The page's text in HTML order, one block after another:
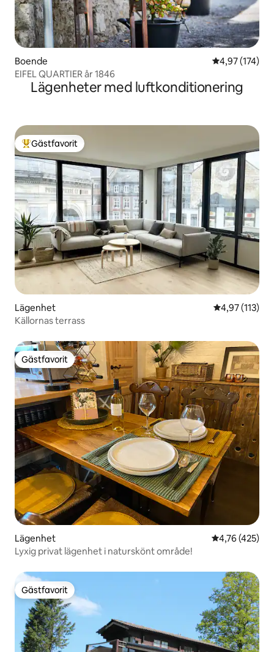
Boende 4,97 av 5 i
4,97 (174)
EIFEL QUARTIER år 1846
Lägenheter med luftkonditionering
Populär gästfavorit
Gästfavorit
Lägenhet 4,97 av 5 i
4,97 (113)
Källornas terrass
Gästfavorit
Gästfavorit
Lägenhet 4,76 av 5 i
4,76 (425)
Lyxig privat lägenhet i naturskönt område!
Gästfavorit
Gästfavorit